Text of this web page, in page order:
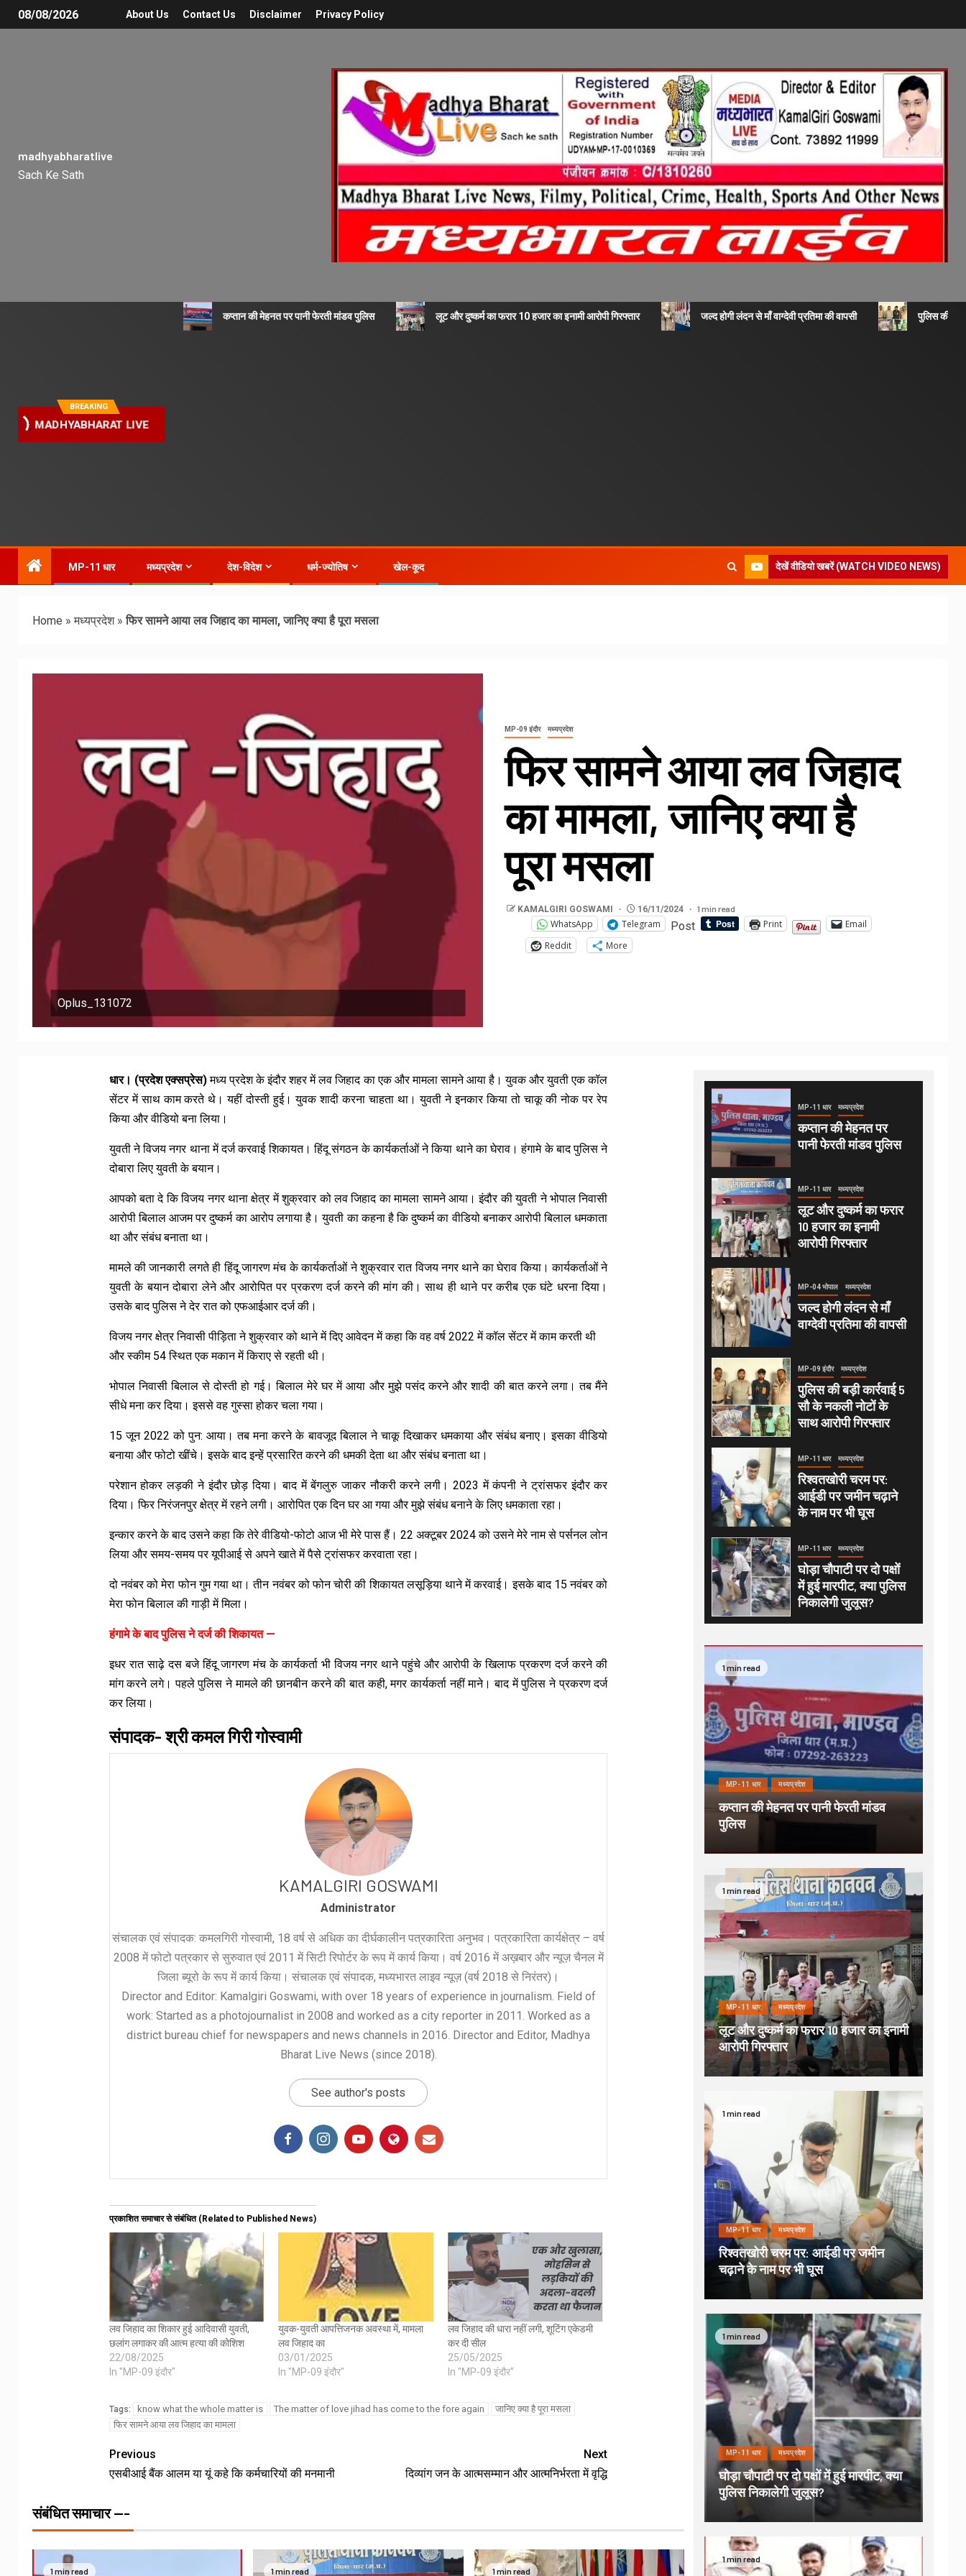
08/08/2026 About Us Contact Us Disclaimer Privacy Policy
madhyabharatlive
Sach Ke Sath
BREAKING
MADHYABHARAT LIVE
कप्तान की मेहनत पर पानी फेरती मांडव पुलिस लूट और दुष्कर्म का फरार 10 हजार का इनामी आरोपी गिरफ्तार जल्द होगी लंदन से माँ वाग्देवी प्रतिमा की वापसी पुलिस की बड़ी
MP-11 धार मध्यप्रदेश देश-विदेश धर्म-ज्योतिष खेल-कूद देखें वीडियो खबरें (WATCH VIDEO NEWS)
Home »मध्यप्रदेश»फिर सामने आया लव जिहाद का मामला, जानिए क्या है पूरा मसला
Oplus_131072
MP-09 इंदौर मध्यप्रदेश
फिर सामने आया लव जिहाद
का मामला, जानिए क्या है
पूरा मसला
KAMALGIRI GOSWAMI 16/11/2024 1 min read
WhatsApp Telegram Post Print
Email
Reddit
More
धार। (प्रदेश एक्सप्रेस)मध्य प्रदेश के इंदौर शहर में लव जिहाद का एक और मामला सामने आया है। युवक और युवती एक कॉल
सेंटर में साथ काम करते थे। यहीं दोस्ती हुई। युवक शादी करना चाहता था। युवती ने इनकार किया तो चाकू की नोक पर रेप
किया और वीडियो बना लिया।
युवती ने विजय नगर थाना में दर्ज करवाई शिकायत। हिंदू संगठन के कार्यकर्ताओं ने किया थाने का घेराव। हंगामे के बाद पुलिस ने
दोबारा लिए युवती के बयान।
आपको बता दे कि विजय नगर थाना क्षेत्र में शुक्रवार को लव जिहाद का मामला सामने आया। इंदौर की युवती ने भोपाल निवासी
आरोपी बिलाल आजम पर दुष्कर्म का आरोप लगाया है। युवती का कहना है कि दुष्कर्म का वीडियो बनाकर आरोपी बिलाल धमकाता
था और संबंध बनाता था।
मामले की जानकारी लगते ही हिंदू जागरण मंच के कार्यकर्ताओं ने शुक्रवार रात विजय नगर थाने का घेराव किया। कार्यकर्ताओं ने
युवती के बयान दोबारा लेने और आरोपित पर प्रकरण दर्ज करने की मांग की। साथ ही थाने पर करीब एक घंटे धरना दिया।
उसके बाद पुलिस ने देर रात को एफआईआर दर्ज की।
विजय नगर क्षेत्र निवासी पीड़िता ने शुक्रवार को थाने में दिए आवेदन में कहा कि वह वर्ष 2022 में कॉल सेंटर में काम करती थी
और स्कीम 54 स्थित एक मकान में किराए से रहती थी।
भोपाल निवासी बिलाल से दोस्ती हो गई। बिलाल मेरे घर में आया और मुझे पसंद करने और शादी की बात करने लगा। तब मैंने
सीधे मना कर दिया। इससे वह गुस्सा होकर चला गया।
15 जून 2022 को पुन: आया। तब मना करने के बावजूद बिलाल ने चाकू दिखाकर धमकाया और संबंध बनाए। इसका वीडियो
बनाया और फोटो खींचे। इसके बाद इन्हें प्रसारित करने की धमकी देता था और संबंध बनाता था।
परेशान होकर लड़की ने इंदौर छोड़ दिया। बाद में बेंगलुरु जाकर नौकरी करने लगी। 2023 में कंपनी ने ट्रांसफर इंदौर कर
दिया। फिर निरंजनपुर क्षेत्र में रहने लगी। आरोपित एक दिन घर आ गया और मुझे संबंध बनाने के लिए धमकाता रहा।
इन्कार करने के बाद उसने कहा कि तेरे वीडियो-फोटो आज भी मेरे पास हैं। 22 अक्टूबर 2024 को उसने मेरे नाम से पर्सनल लोन
लिया और समय-समय पर यूपीआई से अपने खाते में पैसे ट्रांसफर करवाता रहा।
दो नवंबर को मेरा फोन गुम गया था। तीन नवंबर को फोन चोरी की शिकायत लसूड़िया थाने में करवाई। इसके बाद 15 नवंबर को
मेरा फोन बिलाल की गाड़ी में मिला।
हंगामे के बाद पुलिस ने दर्ज की शिकायत —
इधर रात साढ़े दस बजे हिंदू जागरण मंच के कार्यकर्ता भी विजय नगर थाने पहुंचे और आरोपी के खिलाफ प्रकरण दर्ज करने की
मांग करने लगे। पहले पुलिस ने मामले की छानबीन करने की बात कही, मगर कार्यकर्ता नहीं माने। बाद में पुलिस ने प्रकरण दर्ज
कर लिया।
संपादक- श्री कमल गिरी गोस्वामी
KAMALGIRI GOSWAMI
Administrator
संचालक एवं संपादक: कमलगिरी गोस्वामी, 18 वर्ष से अधिक का दीर्घकालीन पत्रकारिता अनुभव। पत्रकारिता कार्यक्षेत्र – वर्ष
2008 में फोटो पत्रकार से सुरुवात एवं 2011 में सिटी रिपोर्टर के रूप में कार्य किया। वर्ष 2016 में अख़बार और न्यूज़ चैनल में
जिला ब्यूरो के रूप में कार्य किया। संचालक एवं संपादक, मध्यभारत लाइव न्यूज़ (वर्ष 2018 से निरंतर)।
Director and Editor: Kamalgiri Goswami, with over 18 years of experience in journalism. Field of
work: Started as a photojournalist in 2008 and worked as a city reporter in 2011. Worked as a
district bureau chief for newspapers and news channels in 2016. Director and Editor, Madhya
Bharat Live News (since 2018).
See author's posts
प्रकाशित समाचार से संबंधित (Related to Published News)
लव जिहाद का शिकार हुई आदिवासी युवती,
छलांग लगाकर की आत्म हत्या की कोशिश
22/08/2025
In "MP-09 इंदौर"
युवक-युवती आपत्तिजनक अवस्था में, मामला
लव जिहाद का
03/01/2025
In "MP-09 इंदौर"
लव जिहाद की धारा नहीं लगी, शूटिंग एकेडमी
कर दी सील
25/05/2025
In "MP-09 इंदौर"
Tags: know what the whole matter is The matter of love jihad has come to the fore again
जानिए क्या है पूरा मसला
फिर सामने आया लव जिहाद का मामला
Previous
एसबीआई बैंक आलम या यूं कहे कि कर्मचारियों की मनमानी
Next
दिव्यांग जन के आत्मसम्मान और आत्मनिर्भरता में वृद्धि
संबंधित समाचार ---
1 min read 1 min read 1 min read
MP-11 धार मध्यप्रदेश
कप्तान की मेहनत पर
पानी फेरती मांडव पुलिस
MP-11 धार मध्यप्रदेश
लूट और दुष्कर्म का फरार
10 हजार का इनामी
आरोपी गिरफ्तार
MP-04 भोपाल मध्यप्रदेश
जल्द होगी लंदन से माँ
वाग्देवी प्रतिमा की वापसी
MP-09 इंदौर मध्यप्रदेश
पुलिस की बड़ी कार्रवाई 5
सौ के नकली नोटों के
साथ आरोपी गिरफ्तार
MP-11 धार मध्यप्रदेश
रिश्वतखोरी चरम पर:
आईडी पर जमीन चढ़ाने
के नाम पर भी घूस
MP-11 धार मध्यप्रदेश
घोड़ा चौपाटी पर दो पक्षों
में हुई मारपीट, क्या पुलिस
निकालेगी जुलूस?
1 min read
MP-11 धार मध्यप्रदेश
कप्तान की मेहनत पर पानी फेरती मांडव
पुलिस
1 min read
MP-11 धार मध्यप्रदेश
लूट और दुष्कर्म का फरार 10 हजार का इनामी
आरोपी गिरफ्तार
1 min read
MP-11 धार मध्यप्रदेश
रिश्वतखोरी चरम पर: आईडी पर जमीन
चढ़ाने के नाम पर भी घूस
1 min read
MP-11 धार मध्यप्रदेश
घोड़ा चौपाटी पर दो पक्षों में हुई मारपीट, क्या
पुलिस निकालेगी जुलूस?
1 min read